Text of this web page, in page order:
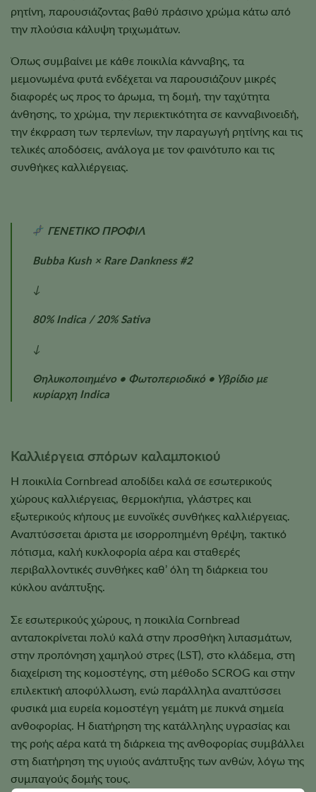
ρητίνη, παρουσιάζοντας βαθύ πράσινο χρώμα κάτω από
την πλούσια κάλυψη τριχωμάτων.
Όπως συμβαίνει με κάθε ποικιλία κάνναβης, τα
μεμονωμένα φυτά ενδέχεται να παρουσιάζουν μικρές
διαφορές ως προς το άρωμα, τη δομή, την ταχύτητα
άνθησης, το χρώμα, την περιεκτικότητα σε κανναβινοειδή,
την έκφραση των τερπενίων, την παραγωγή ρητίνης και τις
τελικές αποδόσεις, ανάλογα με τον φαινότυπο και τις
συνθήκες καλλιέργειας.
ΓΕΝΕΤΙΚΟ ΠΡΟΦΙΛ
Bubba Kush × Rare Dankness #2
↓
80% Indica / 20% Sativa
↓
Θηλυκοποιημένο • Φωτοπεριοδικό • Υβρίδιο με
κυρίαρχη Indica
Καλλιέργεια σπόρων καλαμποκιού
Η ποικιλία Cornbread αποδίδει καλά σε εσωτερικούς
χώρους καλλιέργειας, θερμοκήπια, γλάστρες και
εξωτερικούς κήπους με ευνοϊκές συνθήκες καλλιέργειας.
Αναπτύσσεται άριστα με ισορροπημένη θρέψη, τακτικό
πότισμα, καλή κυκλοφορία αέρα και σταθερές
περιβαλλοντικές συνθήκες καθ’ όλη τη διάρκεια του
κύκλου ανάπτυξης.
Σε εσωτερικούς χώρους, η ποικιλία Cornbread
ανταποκρίνεται πολύ καλά στην προσθήκη λιπασμάτων,
στην προπόνηση χαμηλού στρες (LST), στο κλάδεμα, στη
διαχείριση της κομοστέγης, στη μέθοδο SCROG και στην
επιλεκτική αποφύλλωση, ενώ παράλληλα αναπτύσσει
φυσικά μια ευρεία κομοστέγη γεμάτη με πυκνά σημεία
ανθοφορίας. Η διατήρηση της κατάλληλης υγρασίας και
της ροής αέρα κατά τη διάρκεια της ανθοφορίας συμβάλλει
στη διατήρηση της υγιούς ανάπτυξης των ανθών, λόγω της
συμπαγούς δομής τους.